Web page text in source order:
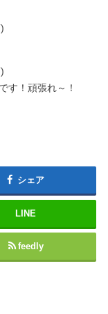
す！頑張れ～！
シェア
LINE
feedly